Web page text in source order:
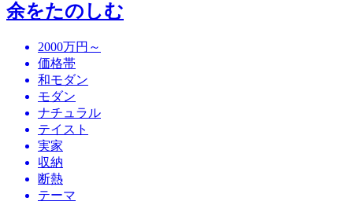
余をたのしむ
2000万円～
価格帯
和モダン
モダン
ナチュラル
テイスト
実家
収納
断熱
テーマ